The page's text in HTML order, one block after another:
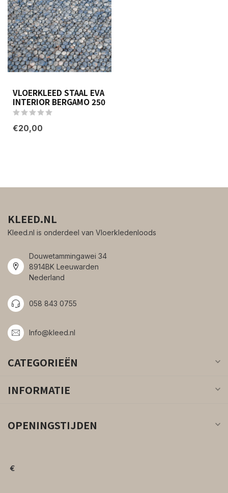
VLOERKLEED STAAL EVA
INTERIOR BERGAMO 250
€20,00
KLEED.NL
Kleed.nl is onderdeel van Vloerkledenloods
Douwetammingawei 34
8914BK Leeuwarden
Nederland
058 843 0755
Info@kleed.nl
CATEGORIEËN
INFORMATIE
OPENINGSTIJDEN
€